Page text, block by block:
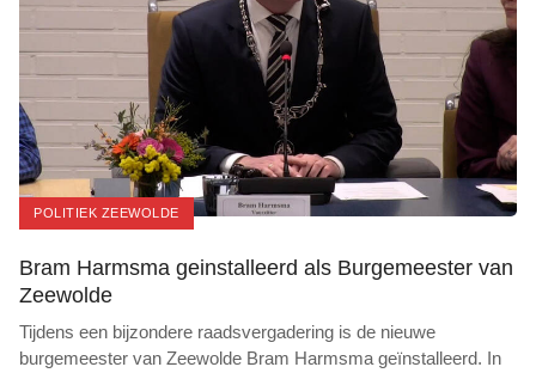
POLITIEK ZEEWOLDE
Bram Harmsma geinstalleerd als Burgemeester van
Zeewolde
Tijdens een bijzondere raadsvergadering is de nieuwe
burgemeester van Zeewolde Bram Harmsma geïnstalleerd. In